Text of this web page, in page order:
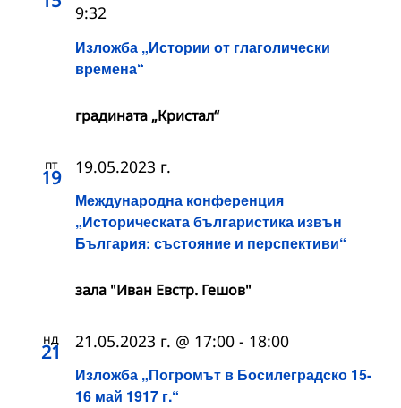
Изложба „Истории от глаголически
времена“
9:32
градината „Кристал“
пт
19
Международна конференция
„Историческата българистика извън
България: състояние и перспективи“
19.05.2023 г.
зала "Иван Евстр. Гешов"
нд
21
Изложба „Погромът в Босилеградско 15-
16 май 1917 г.“
21.05.2023 г. @ 17:00 - 18:00